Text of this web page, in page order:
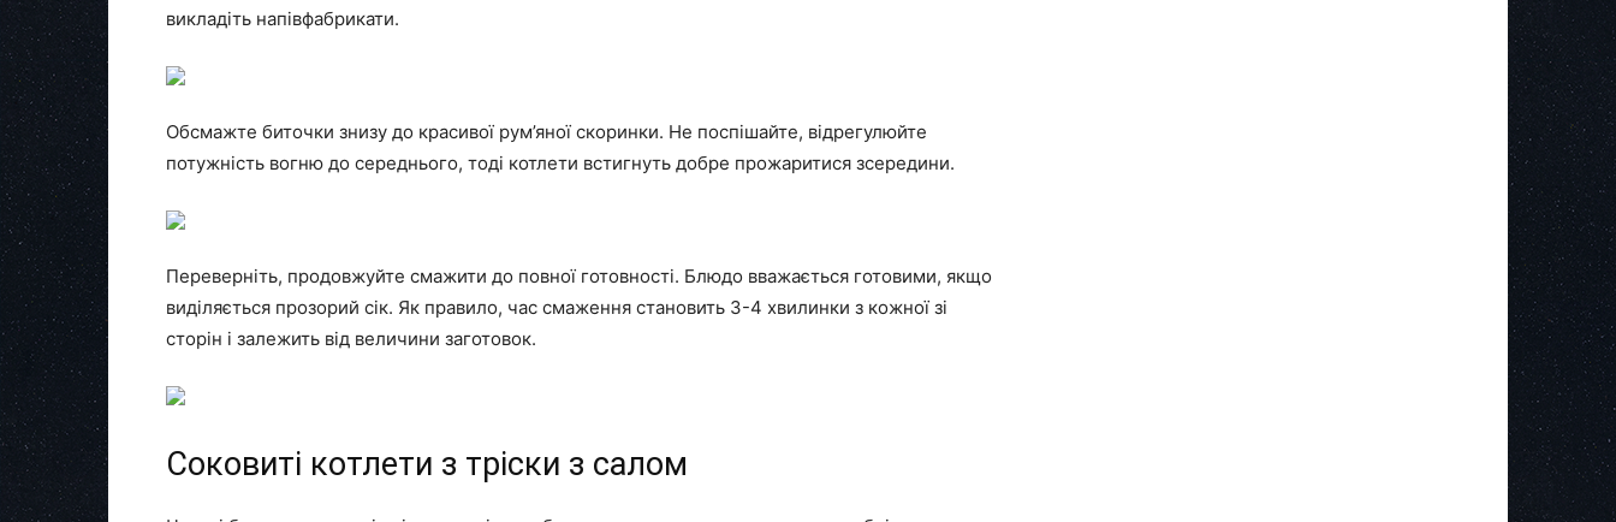
викладіть напівфабрикати.
Обсмажте биточки знизу до красивої рум’яної скоринки. Не поспішайте, відрегулюйте
потужність вогню до середнього, тоді котлети встигнуть добре прожаритися зсередини.
Переверніть, продовжуйте смажити до повної готовності. Блюдо вважається готовими, якщо
виділяється прозорий сік. Як правило, час смаження становить 3-4 хвилинки з кожної зі
сторін і залежить від величини заготовок.
Соковиті котлети з тріски з салом